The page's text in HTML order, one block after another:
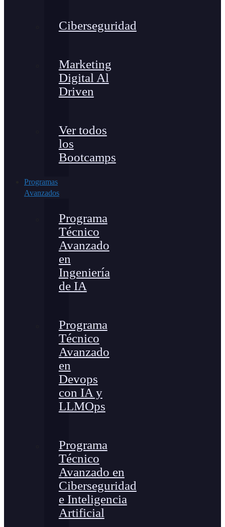
Ciberseguridad
Marketing
Digital Al
Driven
Ver todos
los
Bootcamps
Programas
Avanzados
Programa
Técnico
Avanzado
en
Ingeniería
de IA
Programa
Técnico
Avanzado
en
Devops
con IA y
LLMOps
Programa
Técnico
Avanzado en
Ciberseguridad
e Inteligencia
Artificial